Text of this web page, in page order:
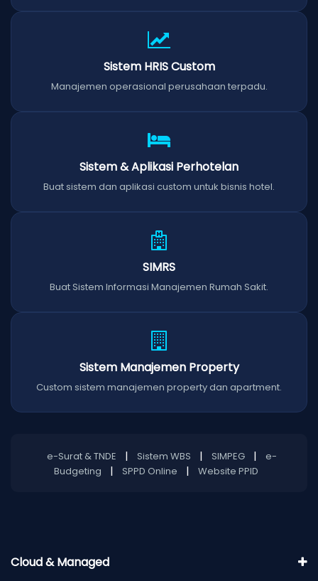
Sistem HRIS Custom
Manajemen operasional perusahaan terpadu.
Sistem & Aplikasi Perhotelan
Buat sistem dan aplikasi custom untuk bisnis hotel.
SIMRS
Buat Sistem Informasi Manajemen Rumah Sakit.
Sistem Manajemen Property
Custom sistem manajemen property dan apartment.
e-Surat & TNDE | Sistem WBS | SIMPEG |
e-
Budgeting
| SPPD Online | Website PPID
Cloud & Managed